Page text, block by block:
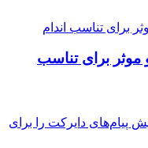
موثر برای تناسب